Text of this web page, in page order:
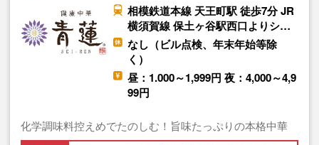
相模鉄道本線 天王町駅 徒歩7分 JR
横須賀線 保土ヶ谷駅西口よりシ…
なし（ビル点検、年末年始等除
く）
昼：1.000～1,999円 夜：4,000～4,9
99円
化学調味料控えめでたのしむ！旨味たっぷりの本格中華